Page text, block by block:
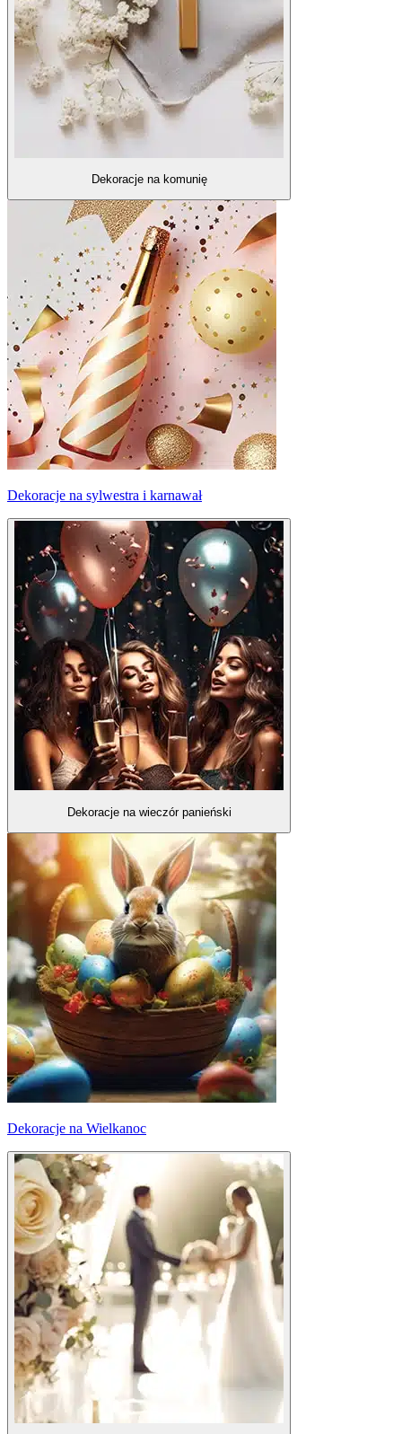
Dekoracje na komunię
Dekoracje na sylwestra i karnawał
Dekoracje na wieczór panieński
Dekoracje na Wielkanoc